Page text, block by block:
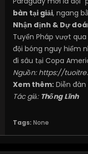
bàn tại giải, ngang
Nhận định & Dự
Tuyển Pháp vượt
đội bóng nguy hiểm
đi sâu tại Copa
Nguồn: https://
Xem thêm: Diễn
Tác giả: Thống Lĩnh
Tags: None